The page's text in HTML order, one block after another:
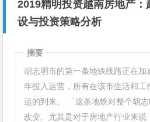
2019精明投资越南房地产
设与投资策略分析
摘要
胡志明市的第一条地铁线路正在加
年投入运营，所有在该市生活和工
运的到来。 「这条地铁对整个胡
改变。尤其是对于房地产行业来说